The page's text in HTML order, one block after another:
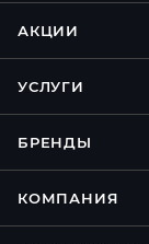
АКЦИИ
УСЛУГИ
БРЕНДЫ
КОМПАНИЯ